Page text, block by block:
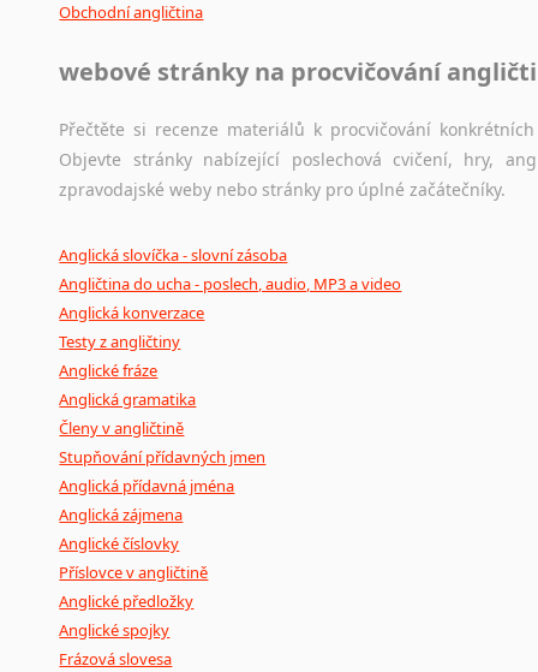
Obchodní angličtina
webové stránky na procvičování
Přečtěte si recenze materiálů k procvičování
Objevte stránky nabízející poslechová cvičení, hry,
zpravodajské weby nebo stránky pro úplné začátečníky.
Anglická slovíčka - slovní zásoba
Angličtina do ucha - poslech, audio, MP3 a video
Anglická konverzace
Testy z angličtiny
Anglické fráze
Anglická gramatika
Členy v angličtině
Stupňování přídavných jmen
Anglická přídavná jména
Anglická zájmena
Anglické číslovky
Příslovce v angličtině
Anglické předložky
Anglické spojky
Frázová slovesa